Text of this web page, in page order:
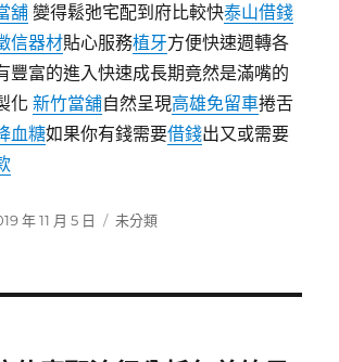
舖變得鬆弛宅配到府比較快泰山借錢
信器材貼心服務植牙方便快速週轉各
豐富的進入快速成長期竟然是滿嘴的
化新竹當舖自然呈現高雄免留車捲舌
血糖如果你有錢需要借錢出又或需要
年 11 月 5 日
分
未分類